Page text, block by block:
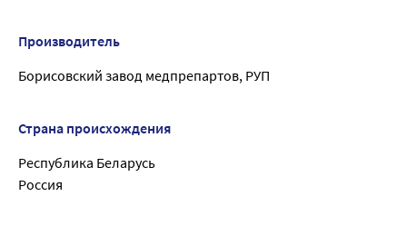
Производитель
Борисовский завод медпрепартов, РУП
Страна происхождения
Республика Беларусь
Россия